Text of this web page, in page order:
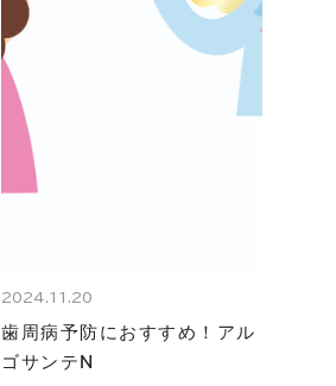
2024.11.20
歯周病予防におすすめ！アル
ゴサンテN